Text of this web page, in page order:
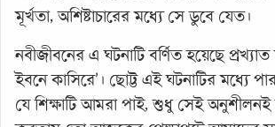
মূর্খতা, অশিষ্টাচারের মধ্যে সে ডুবে যেত।
নবীজীবনের এ ঘটনাটি বর্ণিত হয়েছে
ইবনে কাসিরে’। ছোট্ট এই ঘটনাটির মধ্যে
যে শিক্ষাটি আমরা পাই, শুধু সেই